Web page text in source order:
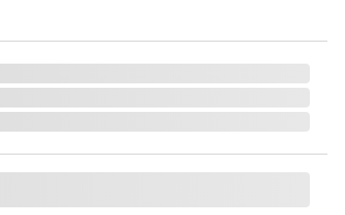
っておりません。
更新済みです。
動作